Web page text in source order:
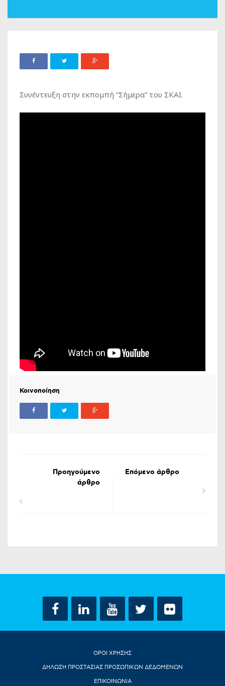
Συνέντευξη στην εκπομπή “Σήμερα” του ΣΚΑΙ.
Κοινοποίηση
Προηγούμενο
άρθρο
Επόμενο άρθρο
ΟΡΟΙ ΧΡΗΣΗΣ
ΔΗΛΩΣΗ ΠΡΟΣΤΑΣΙΑΣ ΠΡΟΣΩΠΙΚΩΝ ΔΕΔΟΜΕΝΩΝ
ΕΠΙΚΟΙΝΩΝΙΑ